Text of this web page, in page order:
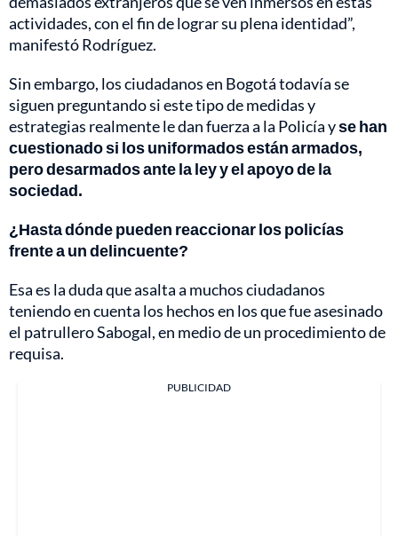
actividades, con el fin de lograr su plena identidad”,
manifestó Rodríguez.
Sin embargo, los ciudadanos en Bogotá todavía se
siguen preguntando si este tipo de medidas y
estrategias realmente le dan fuerza a la Policía yse han
cuestionado si los uniformados están armados,
pero desarmados ante la ley y el apoyo de la
sociedad.
¿Hasta dónde pueden reaccionar los policías
frente a un delincuente?
Esa es la duda que asalta a muchos ciudadanos
teniendo en cuenta los hechos en los que fue asesinado
el patrullero Sabogal, en medio de un procedimiento de
requisa.
PUBLICIDAD